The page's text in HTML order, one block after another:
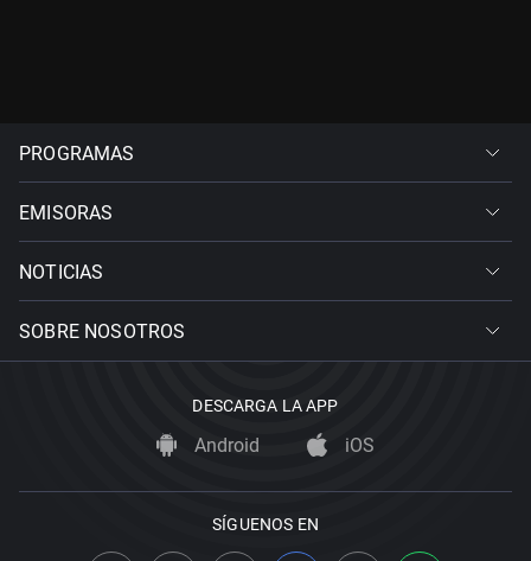
PROGRAMAS
EMISORAS
NOTICIAS
SOBRE NOSOTROS
DESCARGA LA APP
Android iOS
SÍGUENOS EN